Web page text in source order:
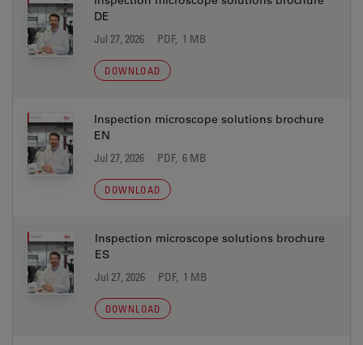
DE
Jul 27, 2026 PDF, 1 MB
DOWNLOAD
Inspection microscope solutions brochure
EN
Jul 27, 2026 PDF, 6 MB
DOWNLOAD
Inspection microscope solutions brochure
ES
Jul 27, 2026 PDF, 1 MB
DOWNLOAD